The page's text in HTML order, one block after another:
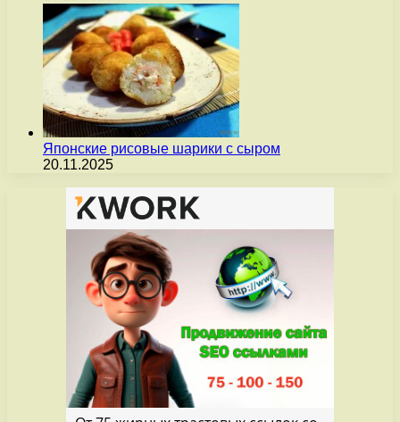
Японские рисовые шарики с сыром
20.11.2025